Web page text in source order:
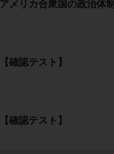
アメリカ合衆国の政治体制
【確認テスト】
【確認テスト】